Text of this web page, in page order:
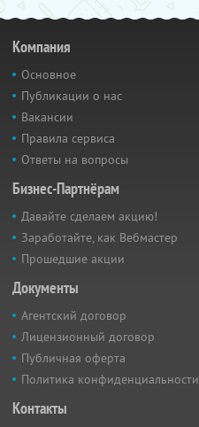
Компания
Основное
Публикации о нас
Вакансии
Правила сервиса
Ответы на вопросы
Бизнес-Партнёрам
Давайте сделаем акцию!
Заработайте, как Вебмастер
Прошедшие акции
Документы
Агентский договор
Лицензионный договор
Публичная оферта
Политика конфиденциальности
Контакты